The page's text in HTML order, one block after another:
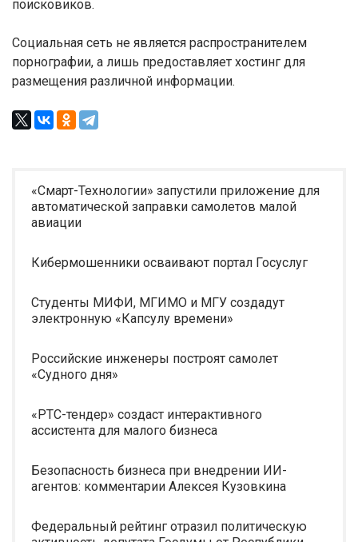
поисковиков.
Социальная сеть не является распространителем
порнографии, а лишь предоставляет хостинг для
размещения различной информации.
«Смарт-Технологии» запустили приложение для
автоматической заправки самолетов малой
авиации
Кибермошенники осваивают портал Госуслуг
Студенты МИФИ, МГИМО и МГУ создадут
электронную «Капсулу времени»
Российские инженеры построят самолет
«Судного дня»
«РТС-тендер» создаст интерактивного
ассистента для малого бизнеса
Безопасность бизнеса при внедрении ИИ-
агентов: комментарии Алексея Кузовкина
Федеральный рейтинг отразил политическую